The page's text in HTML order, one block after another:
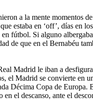
a la mente momentos
estaba en ‘off’, días en
fútbol. Si alguno
de que en el Bernabéu
Madrid le iban a
Madrid se convierte en
Décima Copa de
el descanso, ante el